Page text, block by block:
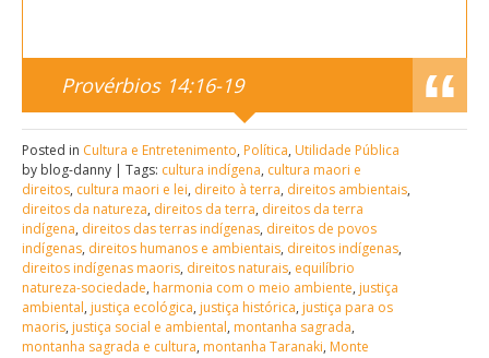
Provérbios 14:16-19
Posted in Cultura e Entretenimento, Política, Utilidade Pública
by blog-danny | Tags: cultura indígena, cultura maori e
direitos, cultura maori e lei, direito à terra, direitos ambientais,
direitos da natureza, direitos da terra, direitos da terra
indígena, direitos das terras indígenas, direitos de povos
indígenas, direitos humanos e ambientais, direitos indígenas,
direitos indígenas maoris, direitos naturais, equilíbrio
natureza-sociedade, harmonia com o meio ambiente, justiça
ambiental, justiça ecológica, justiça histórica, justiça para os
maoris, justiça social e ambiental, montanha sagrada,
montanha sagrada e cultura, montanha Taranaki, Monte